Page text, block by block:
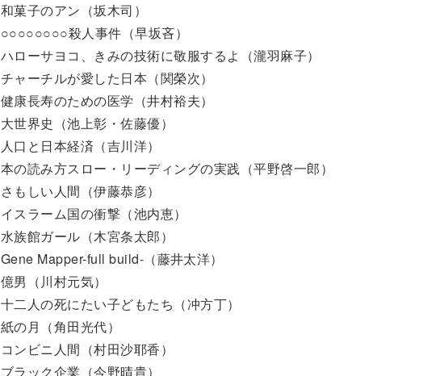
和菓子のアン（坂木司）
○○○○○○○○殺人事件（早坂吝）
ハローサヨコ、きみの技術に敬服するよ（瀧羽麻子）
チャーチルが愛した日本（関榮次）
健康長寿のための医学（井村裕夫）
大世界史（池上彰・佐藤優）
人口と日本経済（吉川洋）
本の読み方スロー・リーディングの実践（平野啓一郎）
さもしい人間（伊藤恭彦）
イスラーム国の衝撃（池内恵）
水族館ガール（木宮条太郎）
Gene Mapper-full build-（藤井太洋）
億男（川村元気）
十二人の死にたい子どもたち（冲方丁）
紙の月（角田光代）
コンビニ人間（村田沙耶香）
ブラック企業（今野晴貴）